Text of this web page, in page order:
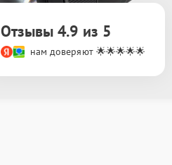
Отзывы 4.9 из 5
нам доверяют 🌟🌟🌟🌟🌟